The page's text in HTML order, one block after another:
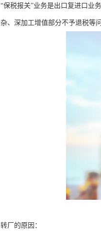
“保税报关”业务是出口复进口业
杂、深加工增值部分不予退税等问
转厂的原因：